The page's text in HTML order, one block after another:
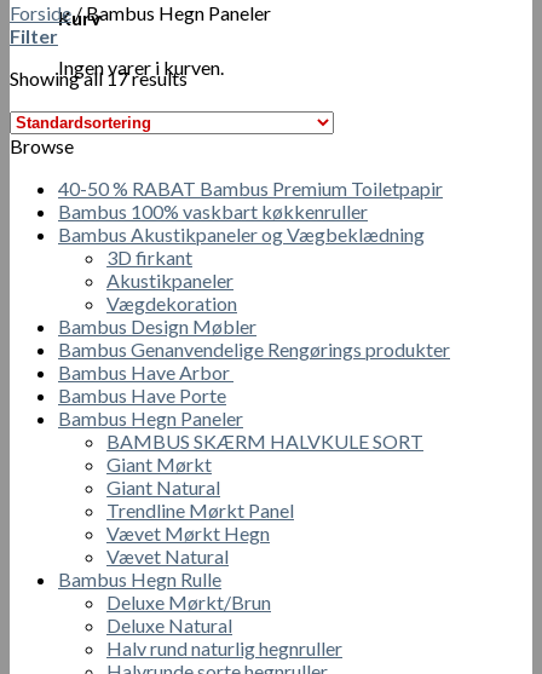
Kurv
Ingen varer i kurven.
Forside/Bambus Hegn Paneler
Filter
Showing all 17 results
Browse
40-50 % RABAT Bambus Premium Toiletpapir
Bambus 100% vaskbart køkkenruller
Bambus Akustikpaneler og Vægbeklædning
3D firkant
Akustikpaneler
Vægdekoration
Bambus Design Møbler
Bambus Genanvendelige Rengørings produkter
Bambus Have Arbor
Bambus Have Porte
Bambus Hegn Paneler
BAMBUS SKÆRM HALVKULE SORT
Giant Mørkt
Giant Natural
Trendline Mørkt Panel
Vævet Mørkt Hegn
Vævet Natural
Bambus Hegn Rulle
Deluxe Mørkt/Brun
Deluxe Natural
Halv rund naturlig hegnruller